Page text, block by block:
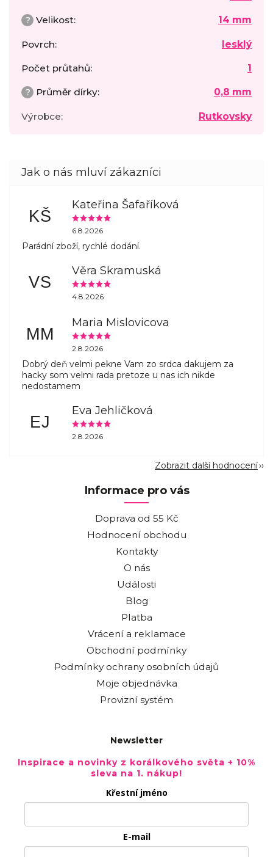
? Velikost: 14 mm
Povrch: lesklý
Počet průtahů: 1
? Průměr dírky: 0,8 mm
Výrobce: Rutkovsky
KŠ
Kateřina Šafaříková
6.8.2026
Parádní zboží, rychlé dodání.
VS
Věra Skramuská
4.8.2026
MM
Maria Mislovicova
2.8.2026
Dobrý deň velmi pekne Vam zo srdca dakujem za
hacky som velmi rada pretoze u nas ich nikde
nedostamem
EJ
Eva Jehličková
2.8.2026
Zobrazit další hodnocení
Informace pro vás
Doprava od 55 Kč
Hodnocení obchodu
Kontakty
O nás
Události
Blog
Platba
Vrácení a reklamace
Obchodní podmínky
Podmínky ochrany osobních údajů
Moje objednávka
Provizní systém
Newsletter
Inspirace a novinky z korálkového světa + 10%
sleva na 1. nákup!
Křestní jméno
E-mail